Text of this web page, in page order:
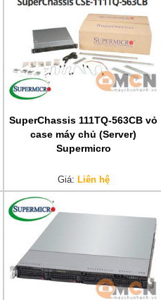
SuperChassis 111TQ-563CB vỏ
case máy chủ (Server)
Supermicro
Giá: Liên hệ